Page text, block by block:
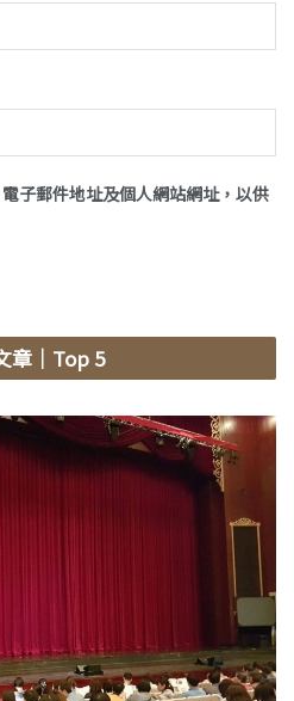
子郵件地址及個人網站網址，以供
章｜Top 5